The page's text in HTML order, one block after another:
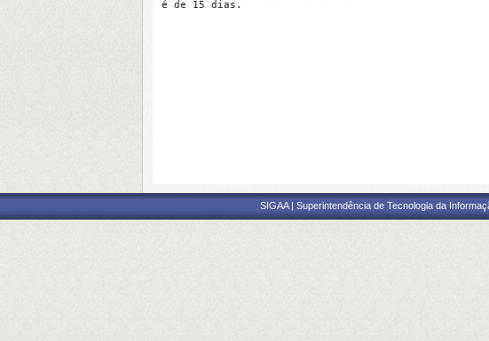
é de 15 dias.
SIGAA | Superintendência de Tecnologia da